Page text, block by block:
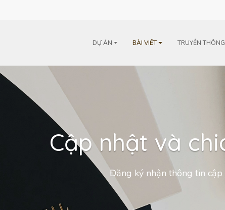
DỰ ÁN BÀI VIẾT TRUYỀN THÔNG
Cập nhật và
Đăng ký nhận thông tin